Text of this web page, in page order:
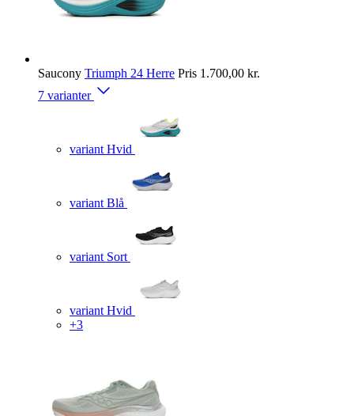
Saucony Triumph 24 Herre Pris 1.700,00 kr.
7 varianter
variant Hvid
variant Blå
variant Sort
variant Hvid
+3